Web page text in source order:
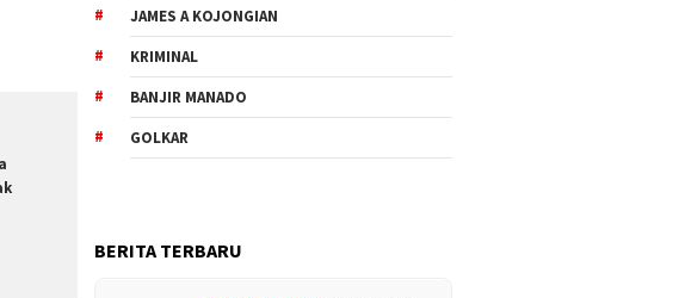
JAMES A KOJONGIAN
KRIMINAL
BANJIR MANADO
GOLKAR
BERITA TERBARU